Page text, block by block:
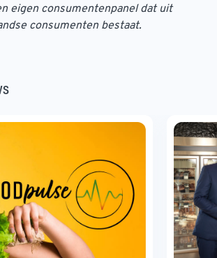
eigen consumentenpanel dat uit
consumenten bestaat.